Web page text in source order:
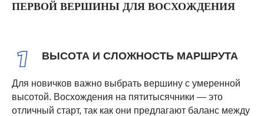
ПЕРВОЙ ВЕРШИНЫ ДЛЯ ВОСХОЖДЕНИЯ
ВЫСОТА И СЛОЖНОСТЬ МАРШРУТА
Для новичков важно выбрать вершину с умеренной
высотой. Восхождения на пятитысячники — это
отличный старт, так как они предлагают баланс между